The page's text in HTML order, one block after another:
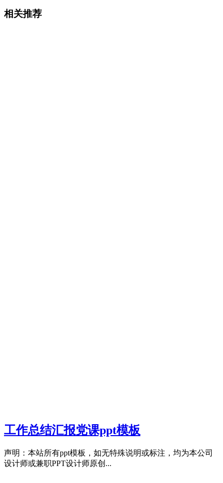
相关推荐
工作总结汇报党课ppt模板
声明：本站所有ppt模板，如无特殊说明或标注，均为本公司
设计师或兼职PPT设计师原创...